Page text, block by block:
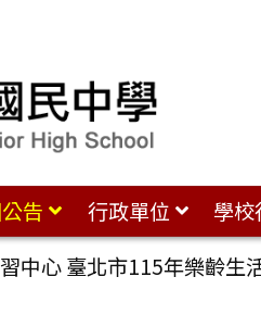
告 行政單位 學
中心 臺北市115年樂齡生